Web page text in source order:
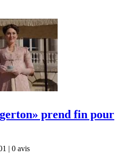
prend fin pour
| 0 avis